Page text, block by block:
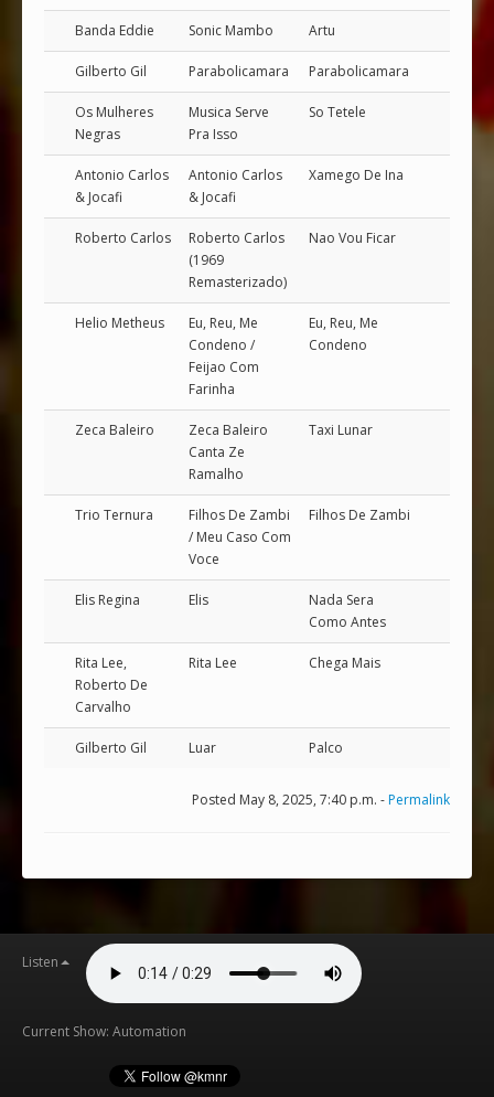
Banda Eddie Sonic Mambo Artu
Gilberto Gil Parabolicamara Parabolicamara
Os Mulheres
Negras
Musica Serve
Pra Isso
So Tetele
Antonio Carlos
& Jocafi
Antonio Carlos
& Jocafi
Xamego De Ina
Roberto Carlos
Roberto Carlos
(1969
Remasterizado)
Nao Vou Ficar
Helio Metheus
Eu, Reu, Me
Condeno /
Feijao Com
Farinha
Eu, Reu, Me
Condeno
Zeca Baleiro
Zeca Baleiro
Canta Ze
Ramalho
Taxi Lunar
Trio Ternura
Filhos De Zambi
/ Meu Caso Com
Voce
Filhos De Zambi
Elis Regina Elis
Nada Sera
Como Antes
Rita Lee,
Roberto De
Carvalho
Rita Lee Chega Mais
Gilberto Gil Luar Palco
Posted May 8, 2025, 7:40 p.m. -Permalink
Listen
Current Show: Automation